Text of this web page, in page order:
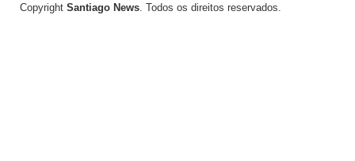
Copyright Santiago News. Todos os direitos reservados.